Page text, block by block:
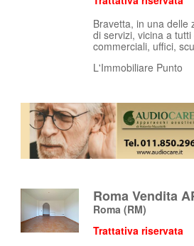
Bravetta, in una delle
di servizi, vicina a
commerciali, uffici,
L'Immobiliare Punto
Roma Vendita
Roma (RM)
Trattativa riservata